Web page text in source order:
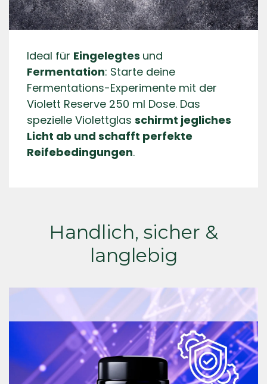
Ideal für Eingelegtes und
Fermentation: Starte deine
Fermentations-Experimente mit der
Violett Reserve 250 ml Dose. Das
spezielle Violettglas schirmt jegliches
Licht ab und schafft perfekte
Reifebedingungen.
Handlich, sicher &